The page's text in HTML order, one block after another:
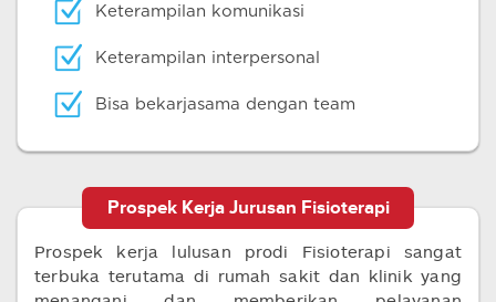
Keterampilan komunikasi
Keterampilan interpersonal
Bisa bekarjasama dengan team
Prospek Kerja Jurusan Fisioterapi
Prospek kerja lulusan prodi Fisioterapi sangat
terbuka terutama di rumah sakit dan klinik yang